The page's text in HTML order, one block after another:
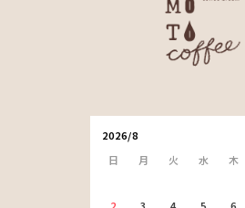
2026/8
日
月 火 水 木
2
3 4 5 6